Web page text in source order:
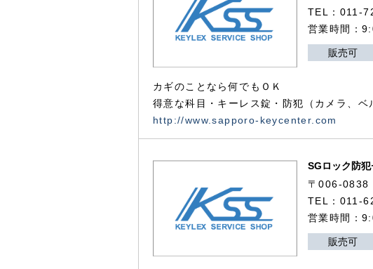
TEL：011-
営業時間：
販売可
カギのことなら何でもＯＫ
得意な科目・キーレス錠・防犯（カメラ、
http://www.sapporo-keycenter.com
SGロック防
〒006-0838
TEL：011-
営業時間：
販売可